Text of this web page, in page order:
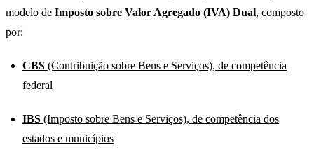
modelo de Imposto sobre Valor Agregado (IVA) Dual, composto
por:
CBS (Contribuição sobre Bens e Serviços), de competência
federal
IBS (Imposto sobre Bens e Serviços), de competência dos
estados e municípios